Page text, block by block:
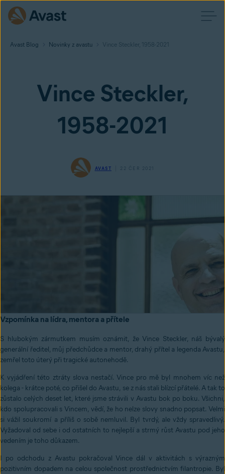
Avast Blog Novinky z avastu Vince Steckler, 1958-2021
Vince Steckler,
1958-2021
AVAST 22 ČER 2021
Vzpomínka na lídra, mentora a přítele
S hlubokým zármutkem musím oznámit, že Vince Steckler, náš bývalý
generální ředitel, můj předchůdce a mentor, drahý přítel a legenda Avastu,
zemřel toto úterý při tragické autonehodě.
K vyjádření této ztráty slova nestačí. Vince pro mě byl mnohem víc než
kolega - krátce poté, co přišel do Avastu, se z nás stali blízcí přátelé. A tak to
zůstalo celých deset let, které jsme strávili v Avastu bok po boku. Všichni,
kdo spolupracovali s Vincem, vědí, že ho nelze slovy snadno popsat. Velmi
si vážil soukromí a příliš o sobě nemluvil. Byl tvrdý, ale vždy spravedlivý.
Vyžadoval od sebe i od ostatních to nejlepší a strmý růst Avastu pod jeho
vedením je toho důkazem.
I po odchodu z Avastu pokračoval Vince dál v aktivitách s výrazným
pozitivním dopadem na celou společnost prostřednictvím filantropie. Byl